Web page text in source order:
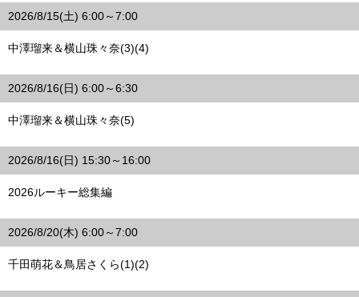
2026/8/15(土) 6:00～7:00
中澤瑠来＆横山珠々奈(3)(4)
2026/8/16(日) 6:00～6:30
中澤瑠来＆横山珠々奈(5)
2026/8/16(日) 15:30～16:00
2026ルーキー総集編
2026/8/20(木) 6:00～7:00
千田萌花＆鳥居さくら(1)(2)